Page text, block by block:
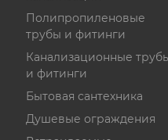
Полипропиленовые
трубы и фитинги
Канализационные
и фитинги
Бытовая сантехника
Душевые ограждения